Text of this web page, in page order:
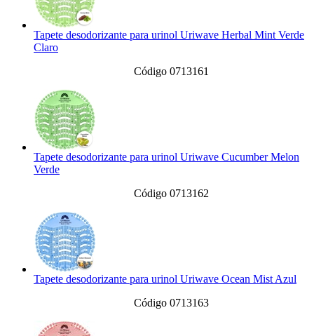
Tapete desodorizante para urinol Uriwave Herbal Mint Verde
Claro
Código 0713161
Tapete desodorizante para urinol Uriwave Cucumber Melon
Verde
Código 0713162
Tapete desodorizante para urinol Uriwave Ocean Mist Azul
Código 0713163